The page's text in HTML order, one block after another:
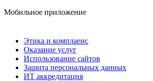
Мобильное приложение
Этика и комплаенс
Оказание услуг
Использование сайтов
Защита персональных данных
ИТ аккредитация